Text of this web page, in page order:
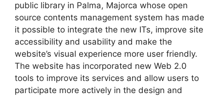
public library in Palma, Majorca whose open
source contents management system has made
it possible to integrate the new ITs, improve site
accessibility and usability and make the
website’s visual experience more user friendly.
The website has incorporated new Web 2.0
tools to improve its services and allow users to
participate more actively in the design and